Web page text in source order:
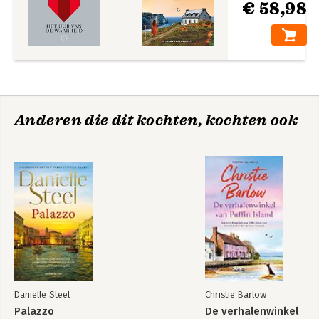
€ 58,98
Anderen die dit kochten, kochten ook
Danielle Steel
Palazzo
Christie Barlow
De verhalenwinkel